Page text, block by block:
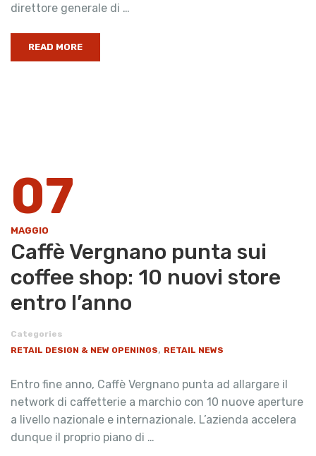
direttore generale di …
READ MORE
07
MAGGIO
Caffè Vergnano punta sui
coffee shop: 10 nuovi store
entro l’anno
Categories
RETAIL DESIGN & NEW OPENINGS, RETAIL NEWS
Entro fine anno, Caffè Vergnano punta ad allargare il
network di caffetterie a marchio con 10 nuove aperture
a livello nazionale e internazionale. L’azienda accelera
dunque il proprio piano di …